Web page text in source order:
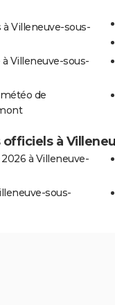
Villeneuve-sous-
Villeneuve-sous-
de
à
à Villeneuve-
sous-